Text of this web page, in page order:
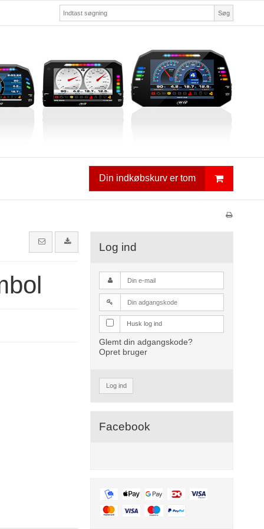
Søg
Din indkøbskurv er tom
Log ind
Husk log ind
Glemt din adgangskode?
Opret bruger
Log ind
Facebook